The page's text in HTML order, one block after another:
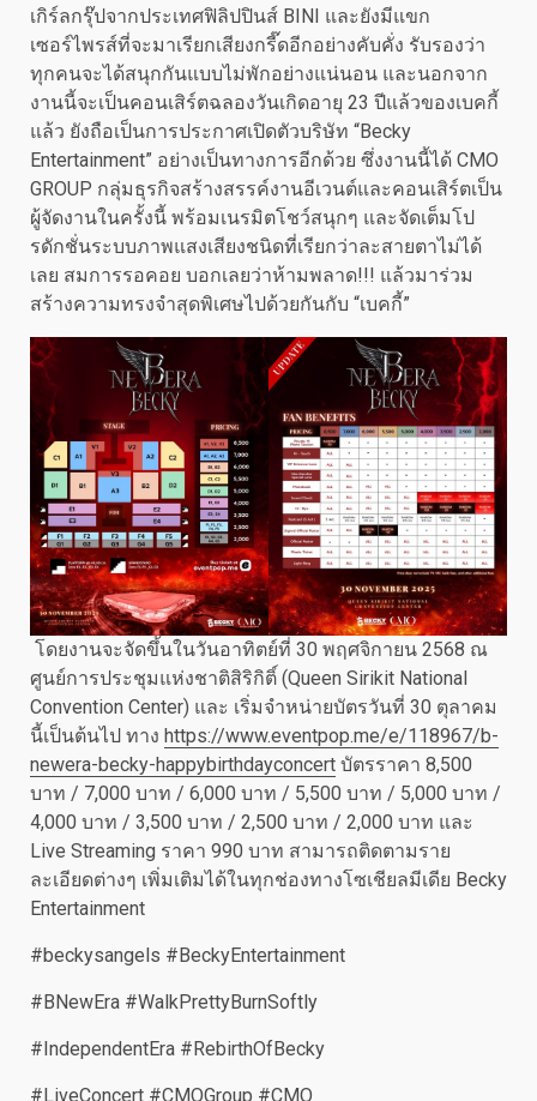
เกิร์ลกรุ๊ปจากประเทศฟิลิปปินส์ BINI และยังมีแขก
เซอร์ไพรส์ที่จะมาเรียกเสียงกรี๊ดอีกอย่างคับคั่ง รับรองว่า
ทุกคนจะได้สนุกกันแบบไม่พักอย่างแน่นอน และนอกจาก
งานนี้จะเป็นคอนเสิร์ตฉลองวันเกิดอายุ 23 ปีแล้วของเบคกี้
แล้ว ยังถือเป็นการประกาศเปิดตัวบริษัท “Becky
Entertainment” อย่างเป็นทางการอีกด้วย ซึ่งงานนี้ได้ CMO
GROUP กลุ่มธุรกิจสร้างสรรค์งานอีเวนต์และคอนเสิร์ตเป็น
ผู้จัดงานในครั้งนี้ พร้อมเนรมิตโชว์สนุกๆ และจัดเต็มโป
รดักชั่นระบบภาพแสงเสียงชนิดที่เรียกว่าละสายตาไม่ได้
เลย สมการรอคอย บอกเลยว่าห้ามพลาด!!! แล้วมาร่วม
สร้างความทรงจำสุดพิเศษไปด้วยกันกับ “เบคกี้”
โดยงานจะจัดขึ้นในวันอาทิตย์ที่ 30 พฤศจิกายน 2568 ณ
ศูนย์การประชุมแห่งชาติสิริกิติ์ (Queen Sirikit National
Convention Center) และ เริ่มจำหน่ายบัตรวันที่ 30 ตุลาคม
นี้เป็นต้นไป ทาง https://www.eventpop.me/e/118967/b-
newera-becky-happybirthdayconcert บัตรราคา 8,500
บาท / 7,000 บาท / 6,000 บาท / 5,500 บาท / 5,000 บาท /
4,000 บาท / 3,500 บาท / 2,500 บาท / 2,000 บาท และ
Live Streaming ราคา 990 บาท สามารถติดตามราย
ละเอียดต่างๆ เพิ่มเติมได้ในทุกช่องทางโซเชียลมีเดีย Becky
Entertainment
#beckysangels #BeckyEntertainment
#BNewEra #WalkPrettyBurnSoftly
#IndependentEra #RebirthOfBecky
#LiveConcert #CMOGroup #CMO